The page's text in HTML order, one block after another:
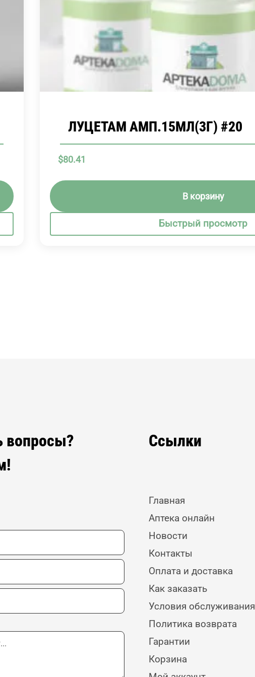
ЛУЦЕТАМ АМП.15МЛ(3Г) #20
$80.41
В корзину
Быстрый просмотр
вопросы?
Ссылки
Главная
Аптека онлайн
Новости
Контакты
Оплата и доставка
Как заказать
Условия обслуживания
Политика возврата
Гарантии
Корзина